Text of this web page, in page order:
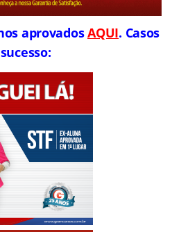
aprovadosAQUI. Casos